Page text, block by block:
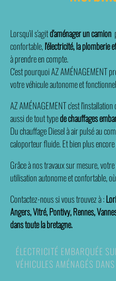
Lorsqu'il s'agitd'aménager un camion
confortable,l'électricité, la plomberie
à prendre en compte.
C'est pourquoi AZ AMÉNAGEMENT
votre véhicule autonome et
AZ AMÉNAGEMENT c'est l'installation
aussi detout typedechauffages
Du chauffage Diesel à air pulsé au
caloporteur fluide. Et bien plus
Grâce à nos travaux sur mesure,
utilisation autonome et confortable,
Contactez-nous si vous trouvez à :
Angers, Vitré, Pontivy, Rennes,
dans toute la bretagne.
ÉLECTRICITÉ EMBARQUÉE
VÉHICULES AMÉNAGÉS